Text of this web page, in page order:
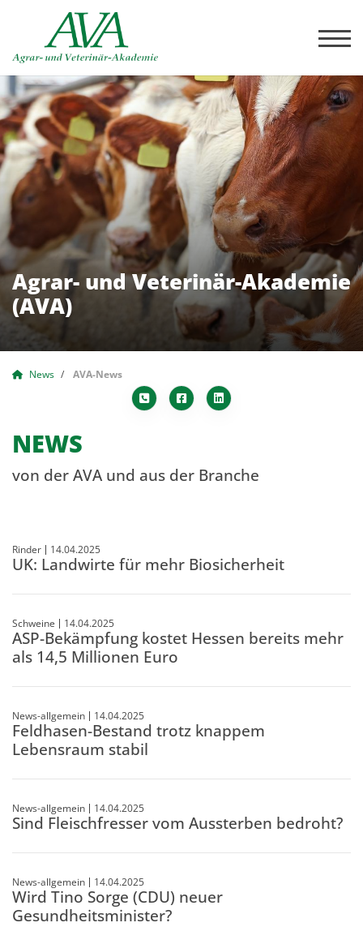
Agrar- und Veterinär-Akademie
(AVA)
News AVA-News
NEWS
von der AVA und aus der Branche
Rinder 14.04.2025
UK: Landwirte für mehr Biosicherheit
Schweine 14.04.2025
ASP-Bekämpfung kostet Hessen bereits mehr
als 14,5 Millionen Euro
News-allgemein 14.04.2025
Feldhasen-Bestand trotz knappem
Lebensraum stabil
News-allgemein 14.04.2025
Sind Fleischfresser vom Aussterben bedroht?
News-allgemein 14.04.2025
Wird Tino Sorge (CDU) neuer
Gesundheitsminister?